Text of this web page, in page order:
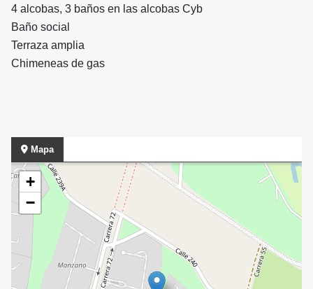
4 alcobas, 3 baños en las alcobas Cyb
Baño social
Terraza amplia
Chimeneas de gas
Mapa
+
−